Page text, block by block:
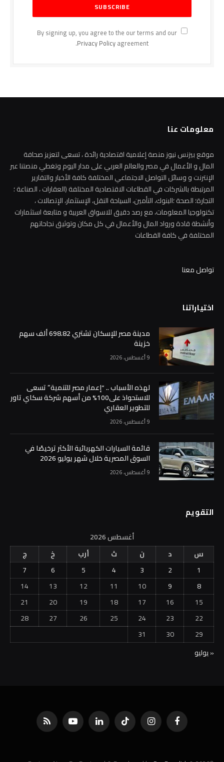
By signing up, you agree to the our terms and our
Privacy Policyagreement.
معلومات عنا
موقع بيزنس نيوز منصة إعلامية اقتصادية رائدة ، تسعى لتعزيز صحافة
المال و الأعمال في مصر والعالم العربي على مدار اليوم وتغطي منصتنا عبر
الإنترنت و وسائل التواصل الاجتماعي المختلفة كافة الأخبار والتقارير
المرتبطة بالشركات في القطاعات الاقتصادية المختلفة (العقارات ، الصناعة ؛
التجارة؛ الصحة ؛البنوك، التأمين، السياحة النقل، الإستثمار، الإتصالات ،
تكنولوجيا المعلومات، مع رصد دقيق للاسواق العربية و متابعة استثمارات
وأنشطة قادة ورواد المال والأعمال في كل مكان وتوثيق نجاحاتهم
المختلفة في كافة القطاعات
تواصل معنا
اختياراتنا
مدينة مصر للإسكان تشتري 698.82 ألف سهم
خزينة
9 أغسطس، 2026
لهذه الأسباب .. “إعمار مصر للتنمية” تسعى
للاستحواذ على100% من أسهم شركة سكاي تاور
للتطوير العقاري
9 أغسطس، 2026
قائمة السيارات الكهربائية الأكثر ترخيصًا في
السوق المصرية خلال شهر يوليو 2026
9 أغسطس، 2026
التقويم
أغسطس 2026
س
د ن ث أرب خ
ج
1
2
3
4
5
6
7
8
9
10
11
12
13
14
15
16
17
18
19
20
21
22
23
24
25
26
27
28
29
30
31
« يوليو
فيسبوك الانستغرامتيكتوك لينكدإن يوتيوب RSS